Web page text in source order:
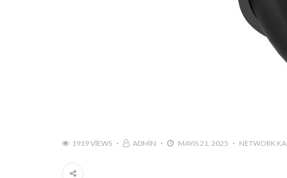
1919 VIEWS ADMIN MAYIS 21, 2025 NETWORK